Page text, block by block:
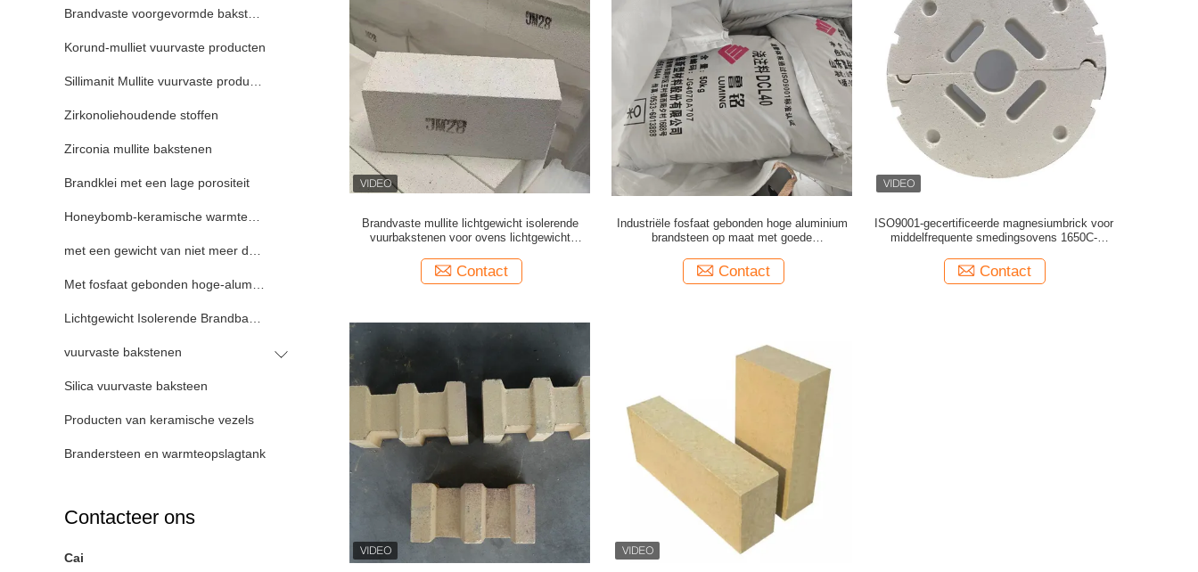
Korund-mulliet vuurvaste producten
Zirkonoliehoudende stoffen
Zirconia mullite bakstenen
Brandklei met een lage porositeit
vuurvaste bakstenen
Silica vuurvaste baksteen
Producten van keramische vezels
Brandersteen en warmteopslagtank
Contacteer ons
Cai
Brandvaste mullite lichtgewicht isolerende
vuurbakstenen voor ovens lichtgewicht
Contact
Industriële fosfaat gebonden hoge aluminium
brandsteen op maat met goede
Contact
ISO9001-gecertificeerde magnesiumbrick voor
middelfrequente smedingsovens 1650C-
Contact